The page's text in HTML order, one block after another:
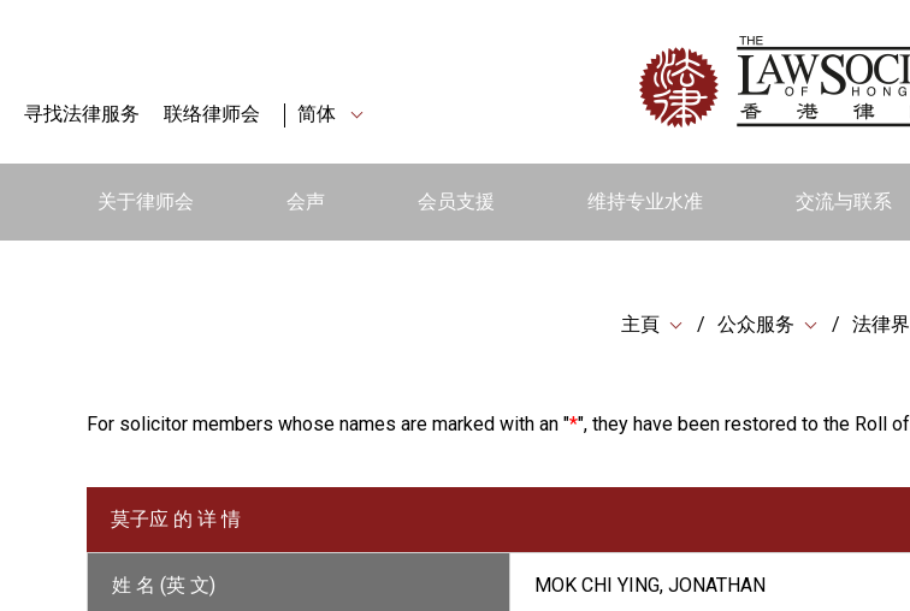
寻找法律服务 联络律师会 简体
关于律师会 会声 会员支援 维持专业水准 交流与联系
主頁 公众服务 法律
For solicitor members whose names are marked with an "*", they have been restored to the Roll
莫子应 的 详 情
姓 名 (英 文) MOK CHI YING, JONATHAN